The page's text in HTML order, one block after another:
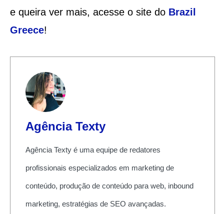
e queira ver mais, acesse o site do Brazil
Greece!
Agência Texty
Agência Texty é uma equipe de redatores
profissionais especializados em marketing de
conteúdo, produção de conteúdo para web, inbound
marketing, estratégias de SEO avançadas.